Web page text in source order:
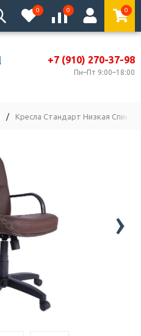
0 0 0
+7 (910) 270-37-98
Пн–Пт 9:00–18:00
/ Кресла Стандарт Низкая Спинка
›